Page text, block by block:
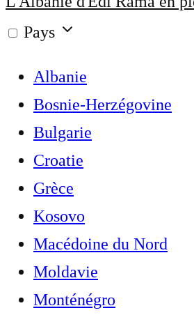
Pays
Albanie
Bosnie-Herzégovine
Bulgarie
Croatie
Grèce
Kosovo
Macédoine du Nord
Moldavie
Monténégro